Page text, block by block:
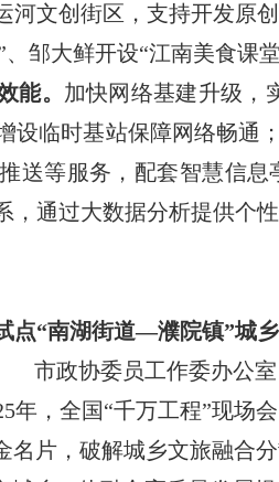
文创街区，支持开发原
邹大鲜开设“江南美食课
能。 加快网络基建升级，
临时基站保障网络畅通
送等服务，配套智慧信
，通过大数据分析提供个
点“南湖街道—濮院镇”城
市政协委员工作委办公
年，全国“千万工程”现场
名片，破解城乡文旅融合